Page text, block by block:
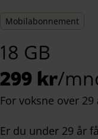
Mobilabonnement
18 GB
299 kr/
For voksne over 29
Er du under 29 år